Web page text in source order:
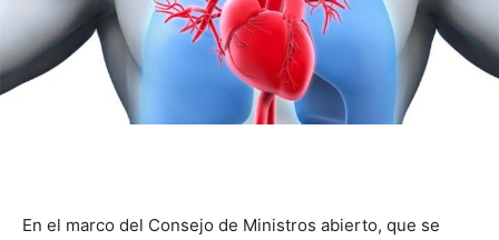
En el marco del Consejo de Ministros abierto, que se